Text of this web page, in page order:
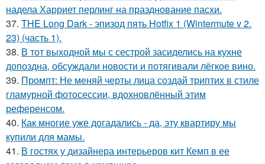
надела Харриет перлинг на празднование пасхи.
37. THE Long Dark - эпизод пять Hotfix 1 (Wintermute v 2.
23) (часть 1).
38. В тот выходной мы с сестрой засиделись на кухне
допоздна, обсуждали новости и потягивали лёгкое вино.
39. Промпт: Не меняй черты лица создай триптих в стиле
гламурной фотосессии, вдохновлённый этим
референсом.
40. Как многие уже догадались - да, эту квартиру мы
купили для мамы.
41. В гостях у дизайнера интерьеров кит Кемп в ее